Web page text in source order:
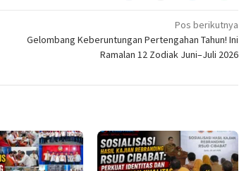
Pos berikutnya
Gelombang Keberuntungan Pertengahan Tahun! Ini
Ramalan 12 Zodiak Juni–Juli 2026